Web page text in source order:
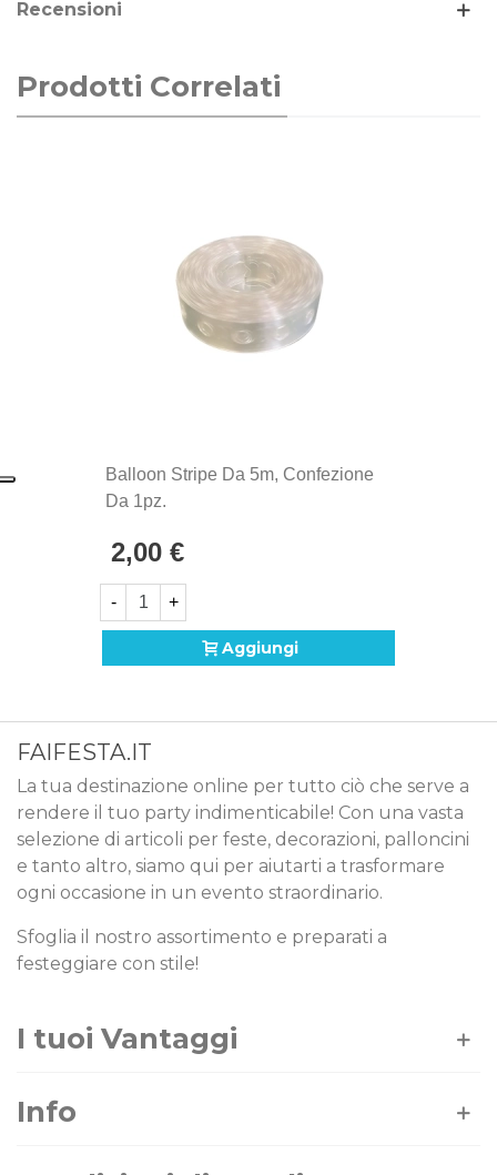
Recensioni
Prodotti Correlati
Balloon Stripe Da 5m, Confezione
Da 1pz.
2,00 €
- +
Aggiungi
FAIFESTA.IT
La tua destinazione online per tutto ciò che serve a
rendere il tuo party indimenticabile! Con una vasta
selezione di articoli per feste, decorazioni, palloncini
e tanto altro, siamo qui per aiutarti a trasformare
ogni occasione in un evento straordinario.
Sfoglia il nostro assortimento e preparati a
festeggiare con stile!
I tuoi Vantaggi
Info